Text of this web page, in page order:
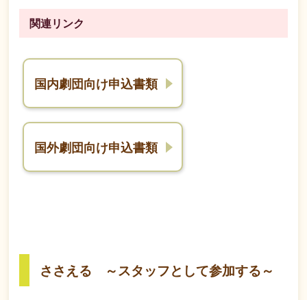
関連リンク
国内劇団向け申込書類
国外劇団向け申込書類
ささえる ～スタッフとして参加する～